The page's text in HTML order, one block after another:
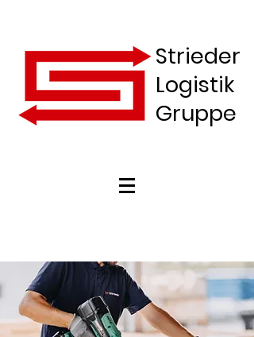
Strieder
Logistik
Gruppe